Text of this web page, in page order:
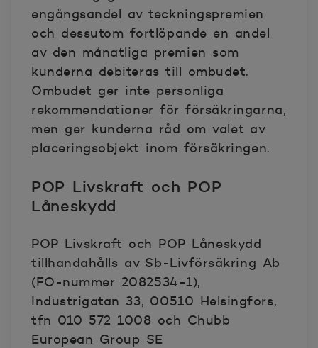
engångsandel av teckningspremien
och dessutom fortlöpande en andel
av den månatliga premien som
kunderna debiteras till ombudet.
Ombudet ger inte personliga
rekommendationer för försäkringarna,
men ger kunderna råd om valet av
placeringsobjekt inom försäkringen.
POP Livskraft och POP
Låneskydd
POP Livskraft och POP Låneskydd
tillhandahålls av Sb-Livförsäkring Ab
(FO-nummer 2082534-1),
Industrigatan 33, 00510 Helsingfors,
tfn 010 572 1008 och Chubb
European Group SE